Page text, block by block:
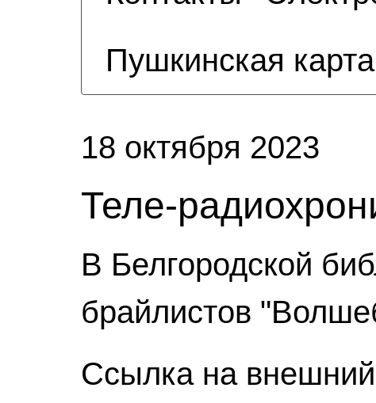
Пушкинская карта
18 октября 2023
Теле-
В Белгородской
брайлистов
Ссылка на внешний